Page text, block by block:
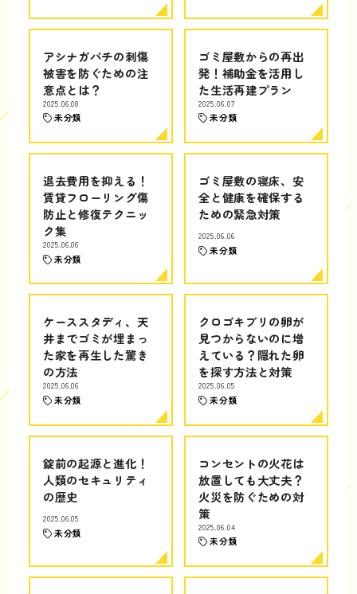
アシナガバチの刺傷
被害を防ぐための注
意点とは？
2025.06.08
未分類
ゴミ屋敷からの再出
発！補助金を活用し
た生活再建プラン
2025.06.07
未分類
退去費用を抑える！
賃貸フローリング傷
防止と修復テクニッ
ク集
2025.06.06
未分類
ゴミ屋敷の寝床、安
全と健康を確保する
ための緊急対策
2025.06.06
未分類
ケーススタディ、天
井までゴミが埋まっ
た家を再生した驚き
の方法
2025.06.06
未分類
クロゴキブリの卵が
見つからないのに増
えている？隠れた卵
を探す方法と対策
2025.06.05
未分類
錠前の起源と進化！
人類のセキュリティ
の歴史
2025.06.05
未分類
コンセントの火花は
放置しても大丈夫？
火災を防ぐための対
策
2025.06.04
未分類